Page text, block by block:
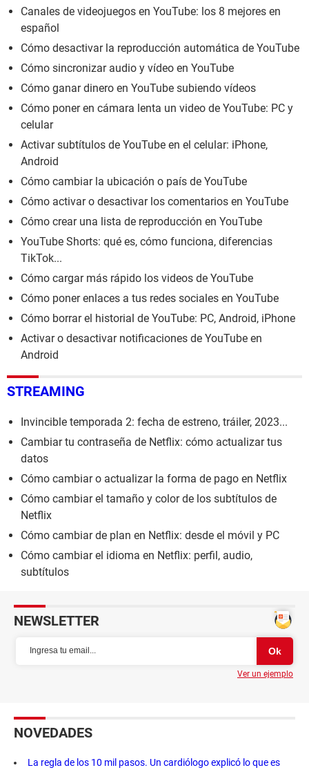
Canales de videojuegos en YouTube: los 8 mejores en
español
Cómo desactivar la reproducción automática de YouTube
Cómo sincronizar audio y vídeo en YouTube
Cómo ganar dinero en YouTube subiendo vídeos
Cómo poner en cámara lenta un video de YouTube: PC y
celular
Activar subtítulos de YouTube en el celular: iPhone,
Android
Cómo cambiar la ubicación o país de YouTube
Cómo activar o desactivar los comentarios en YouTube
Cómo crear una lista de reproducción en YouTube
YouTube Shorts: qué es, cómo funciona, diferencias
TikTok...
Cómo cargar más rápido los videos de YouTube
Cómo poner enlaces a tus redes sociales en YouTube
Cómo borrar el historial de YouTube: PC, Android, iPhone
Activar o desactivar notificaciones de YouTube en
Android
STREAMING
Invincible temporada 2: fecha de estreno, tráiler, 2023...
Cambiar tu contraseña de Netflix: cómo actualizar tus
datos
Cómo cambiar o actualizar la forma de pago en Netflix
Cómo cambiar el tamaño y color de los subtítulos de
Netflix
Cómo cambiar de plan en Netflix: desde el móvil y PC
Cómo cambiar el idioma en Netflix: perfil, audio,
subtítulos
NEWSLETTER
Ver un ejemplo
NOVEDADES
La regla de los 10 mil pasos. Un cardiólogo explicó lo que es